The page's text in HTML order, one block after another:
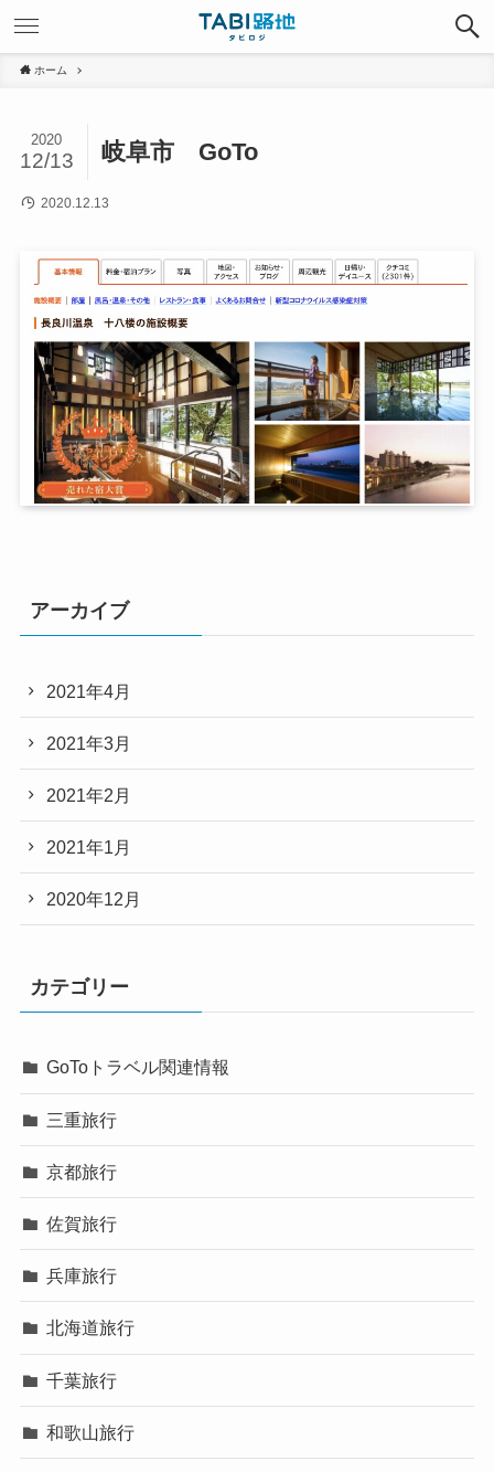
ホーム
岐阜市 GoTo
2020
12/13
2020.12.13
アーカイブ
2021年4月
2021年3月
2021年2月
2021年1月
2020年12月
カテゴリー
GoToトラベル関連情報
三重旅行
京都旅行
佐賀旅行
兵庫旅行
北海道旅行
千葉旅行
和歌山旅行